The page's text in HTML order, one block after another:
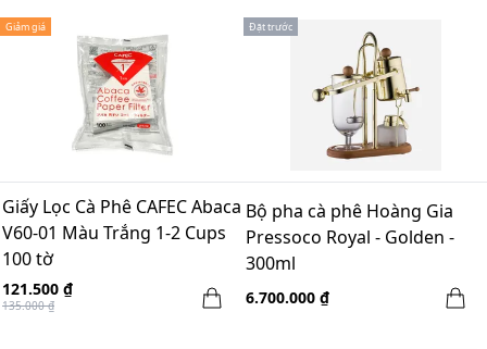
Giảm giá
Giấy Lọc Cà Phê CAFEC Abaca
V60-01 Màu Trắng 1-2 Cups
100 tờ
121.500 ₫
135.000 ₫
Đặt trước
Bộ pha cà phê Hoàng Gia
Pressoco Royal - Golden -
300ml
6.700.000 ₫